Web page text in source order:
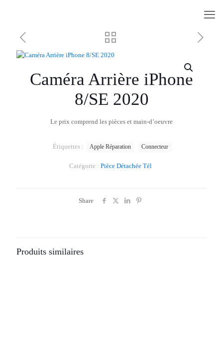
Caméra Arrière iPhone
8/SE 2020
Le prix comprend les pièces et main-d’oeuvre
Catégorie : Pièce Détachée Tél
Étiquettes : Apple Réparation Connecteur
Share
Produits similaires